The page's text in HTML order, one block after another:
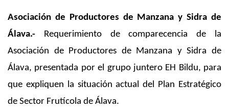
Asociación de Productores de Manzana y Sidra de
Álava.- Requerimiento de comparecencia de la
Asociación de Productores de Manzana y Sidra de
Álava, presentada por el grupo juntero EH Bildu, para
que expliquen la situación actual del Plan Estratégico
de Sector Frutícola de Álava.